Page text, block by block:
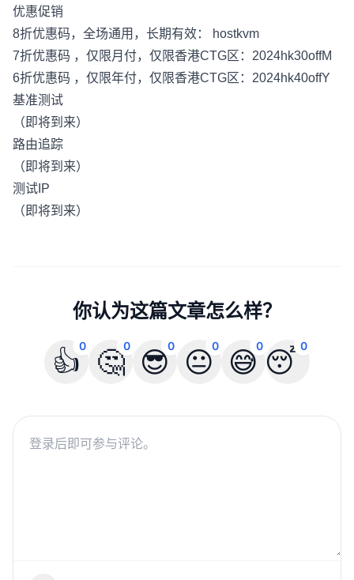
优惠促销
8折优惠码，全场通用，长期有效： hostkvm
7折优惠码 ，仅限月付，仅限香港CTG区：2024hk30offM
6折优惠码 ，仅限年付，仅限香港CTG区：2024hk40offY
基准测试
（即将到来）
路由追踪
（即将到来）
测试IP
（即将到来）
你认为这篇文章怎么样？
👍0 🤔0 😎0 😐0 😅0 😴
0